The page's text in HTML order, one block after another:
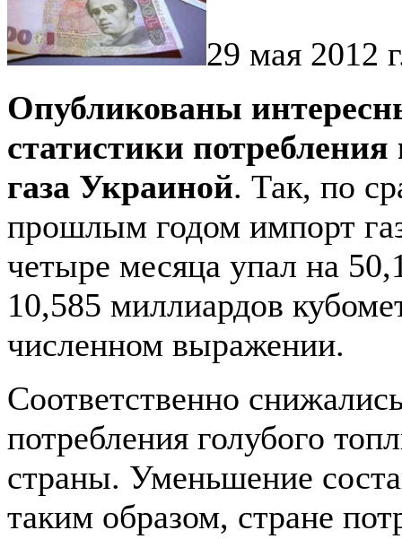
29 мая 2012
Опубликованы
статистики потребления
газа Украиной. Так, по
прошлым годом импорт
четыре месяца упал на
10,585 миллиардов
численном выражении.
Соответственно
потребления голубого
страны. Уменьшение
таким образом, стране